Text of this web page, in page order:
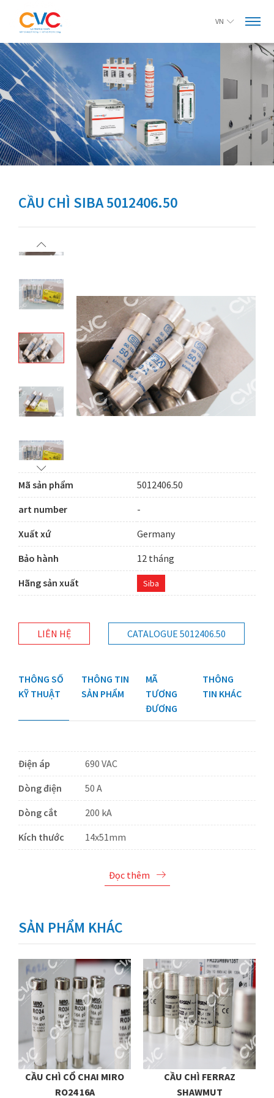
VN
CẦU CHÌ SIBA 5012406.50
Mã sản phẩm
5012406.50
art number
-
Xuất xứ
Germany
Bảo hành
12 tháng
Hãng sản xuất
Siba
LIÊN HỆ CATALOGUE 5012406.50
THÔNG SỐ
KỸ THUẬT
THÔNG TIN
SẢN PHẨM
MÃ
TƯƠNG
ĐƯƠNG
THÔNG
TIN KHÁC
Điện áp
690 VAC
Dòng điện
50 A
Dòng cắt
200 kA
Kích thước
14x51mm
Đọc thêm
SẢN PHẨM KHÁC
CẦU CHÌ CỔ CHAI MIRO
RO24 16A
CẦU CHÌ FERRAZ
SHAWMUT